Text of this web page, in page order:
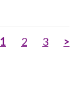
1 2 3 >